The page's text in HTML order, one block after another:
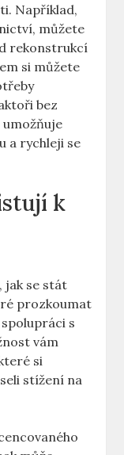
Například,
můžete
rekonstrukcí
si můžete
bez
a rychleji se
k
jak se stát
prozkoumat
s
vám
si
stížení na